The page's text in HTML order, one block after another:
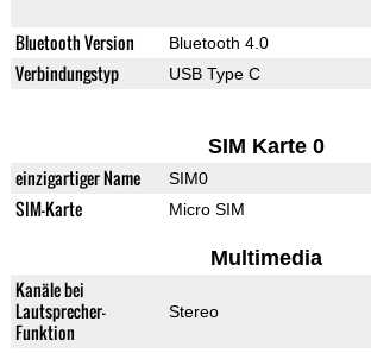
Bluetooth Version Bluetooth 4.0
Verbindungstyp USB Type C
SIM Karte 0
einzigartiger Name SIM0
SIM-Karte Micro SIM
Multimedia
Kanäle bei
Lautsprecher-
Funktion
Stereo